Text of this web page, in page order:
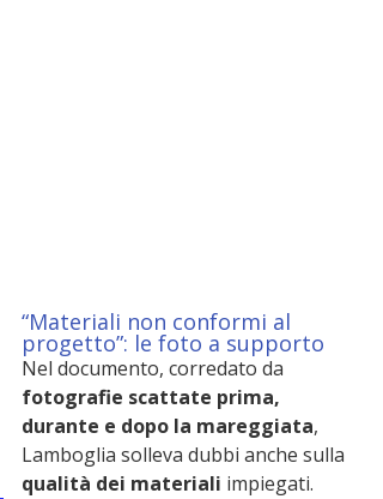
“Materiali non conformi al
progetto”: le foto a supporto
Nel documento, corredato da
fotografie scattate prima,
durante e dopo la mareggiata,
Lamboglia solleva dubbi anche sulla
qualità dei materiali impiegati.